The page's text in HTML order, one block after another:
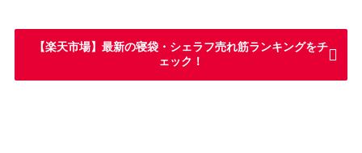
【楽天市場】最新の寝袋・シェラフ売れ筋ランキングをチ
ェック！